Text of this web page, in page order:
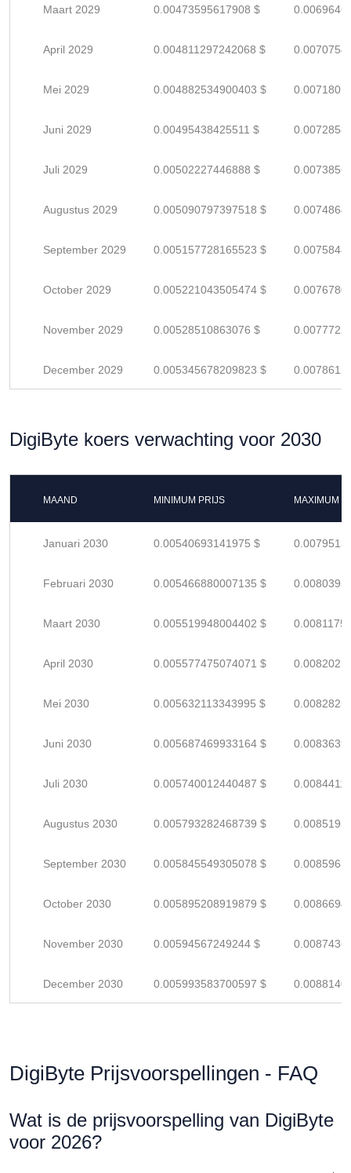
Maart 2029 0.00473595617908 $
April 2029 0.004811297242068 $
Mei 2029 0.004882534900403 $
Juni 2029 0.00495438425511 $
Juli 2029 0.00502227446888 $
Augustus 2029 0.005090797397518 $
September 2029 0.005157728165523 $
October 2029 0.005221043505474 $
November 2029 0.00528510863076 $
December 2029 0.005345678209823 $
DigiByte koers verwachting voor 2030
MAAND MINIMUM PRIJS MAXIMUM
Januari 2030 0.00540693141975 $
Februari 2030 0.005466880007135 $
Maart 2030 0.005519948004402 $
April 2030 0.005577475074071 $
Mei 2030 0.005632113343995 $
Juni 2030 0.005687469933164 $
Juli 2030 0.005740012440487 $
Augustus 2030 0.005793282468739 $
September 2030 0.005845549305078 $
October 2030 0.005895208919879 $
November 2030 0.00594567249244 $
December 2030 0.005993583700597 $
DigiByte Prijsvoorspellingen - FAQ
Wat is de prijsvoorspelling van DigiByte
voor 2026?